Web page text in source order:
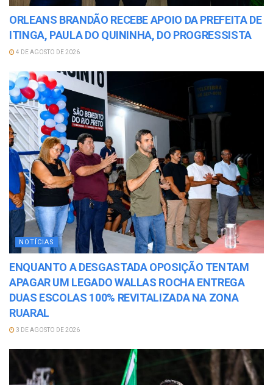
ORLEANS BRANDÃO RECEBE APOIO DA PREFEITA DE
ITINGA, PAULA DO QUININHA, DO PROGRESSISTA
4 DE AGOSTO DE 2026
NOTÍCIAS
ENQUANTO A DESGASTADA OPOSIÇÃO TENTAM
APAGAR UM LEGADO WALLAS ROCHA ENTREGA
DUAS ESCOLAS 100% REVITALIZADA NA ZONA
RUARAL
3 DE AGOSTO DE 2026